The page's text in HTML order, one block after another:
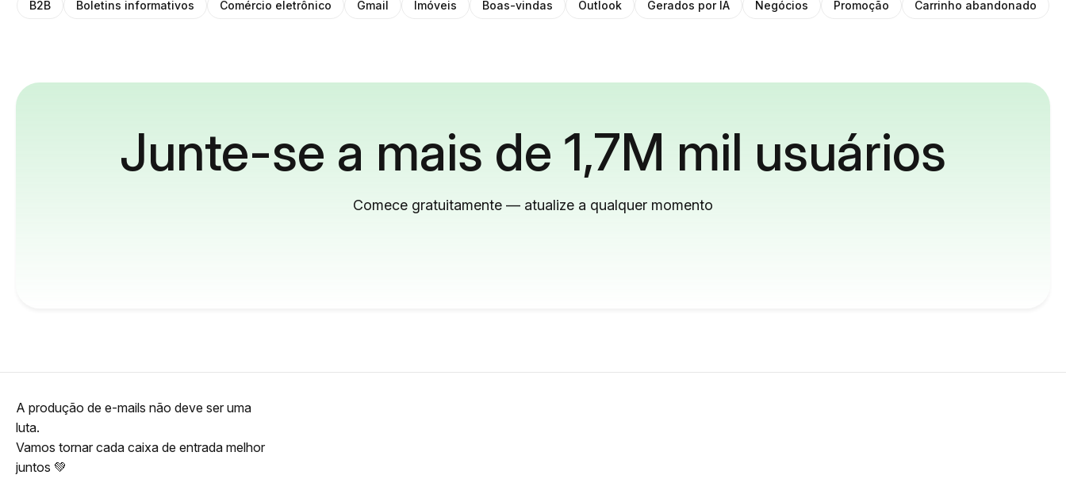
B2B Boletins informativos Comércio eletrônico Gmail Imóveis Boas-vindas Outlook Gerados por IA Negócios Promoção Carrinho abandonado
Junte-se a mais de 1,7M mil usuários
Comece gratuitamente — atualize a qualquer momento
A produção de e-mails não deve ser uma
luta.
Vamos tornar cada caixa de entrada melhor
juntos 💚